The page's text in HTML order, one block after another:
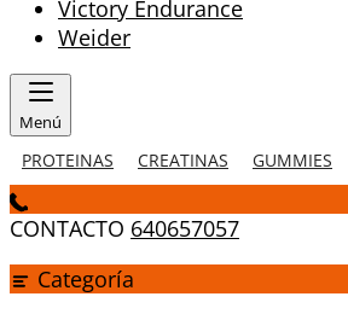
Victory Endurance
Weider
Menú
PROTEINAS CREATINAS GUMMIES
CONTACTO 640657057
Categoría